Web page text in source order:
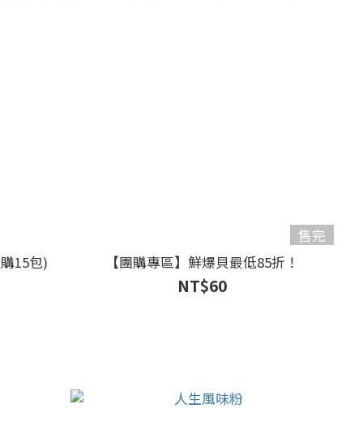
15包)
售完
【團購專區】鮮爆貝最低85折！
NT$60